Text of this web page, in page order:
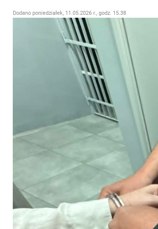
Dodano poniedziałek, 11.05.2026 r., godz. 15.38